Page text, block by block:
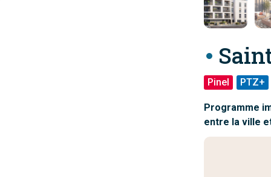
Pinel PTZ+
Programme
entre la ville